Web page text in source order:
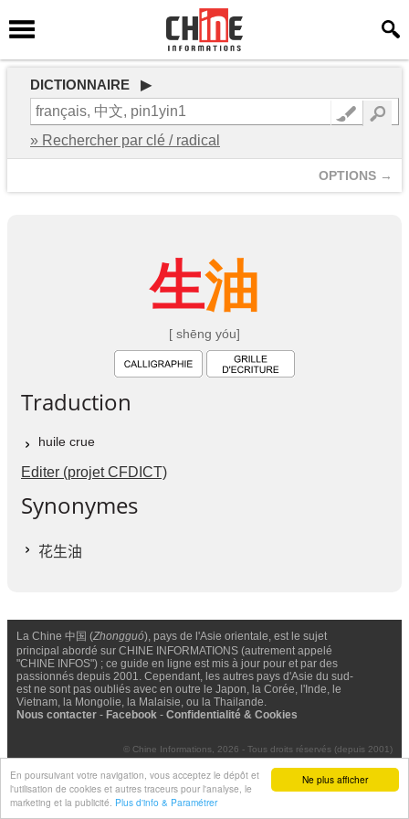
Ne plus afficher
En poursuivant votre navigation, vous acceptez le dépôt et
l'utilisation de cookies et autres traceurs pour l'analyse, le
marketing et la publicité. Plus d'info & Paramétrer
DICTIONNAIRE ▶
» Rechercher par clé / radical
OPTIONS →
生油
[ shēng yóu]
Traduction
huile crue
Editer (projet CFDICT)
Synonymes
花生油
La Chine 中国 (Zhongguó), pays de l'Asie orientale, est le sujet
principal abordé sur CHINE INFORMATIONS (autrement appelé
"CHINE INFOS") ; ce guide en ligne est mis à jour pour et par des
passionnés depuis 2001. Cependant, les autres pays d'Asie du sud-
est ne sont pas oubliés avec en outre le Japon, la Corée, l'Inde, le
Vietnam, la Mongolie, la Malaisie, ou la Thailande.
Nous contacter - Facebook - Confidentialité & Cookies
© Chine Informations, 2026 - Tous droits réservés (depuis 2001)